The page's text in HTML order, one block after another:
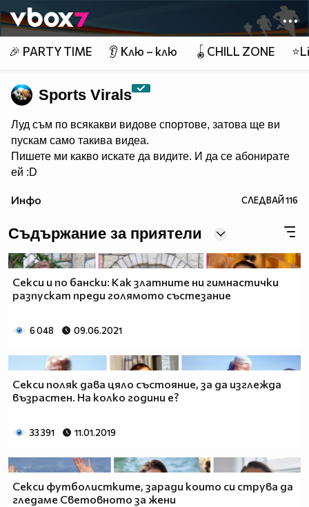
👾
🎉 PARTY TIME 👂 Клю – клю 🪀CHILL ZONE
Sports Virals
Луд съм по всякакви видове спортове, затова ще ви
пускам само такива видеа.
Пишете ми какво искате да видите. И да се абонирате
ей :D
Инфо СЛЕДВАЙ116
Съдържание за приятели
Секси и по бански: Как златните ни гимнастички
разпускат преди голямото състезание
6 048 09.06.2021
Секси поляк дава цяло състояние, за да изглежда
възрастен. На колко години е?
33 391 11.01.2019
Секси футболистките, заради които си струва да
гледаме Световното за жени